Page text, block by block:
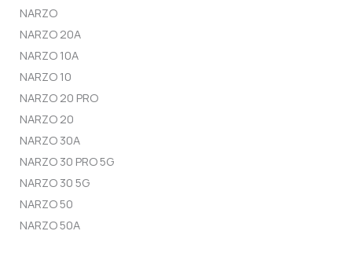
NARZO
NARZO 20A
NARZO 10A
NARZO 10
NARZO 20 PRO
NARZO 20
NARZO 30A
NARZO 30 PRO 5G
NARZO 30 5G
NARZO 50
NARZO 50A